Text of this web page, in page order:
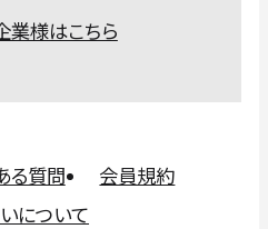
業様はこちら
る質問
会員規約
について